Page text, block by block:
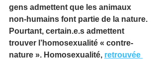
gens admettent que les animaux
non-humains font partie de la nature.
Pourtant, certain.e.s admettent
trouver l’homosexualité « contre-
nature ». Homosexualité, retrouvée